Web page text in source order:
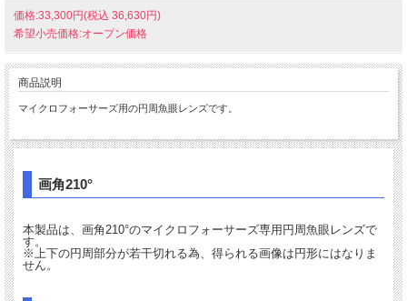
価格:33,300円(税込 36,630円)
希望小売価格:オープン価格
商品説明
マイクロフォーサーズ用の円周魚眼レンズです。
画角210°
本製品は、画角210°のマイクロフォーサーズ専用円周魚眼レンズで
す。
※上下の円周部分が若干切れる為、得られる画像は円形にはなりま
せん。